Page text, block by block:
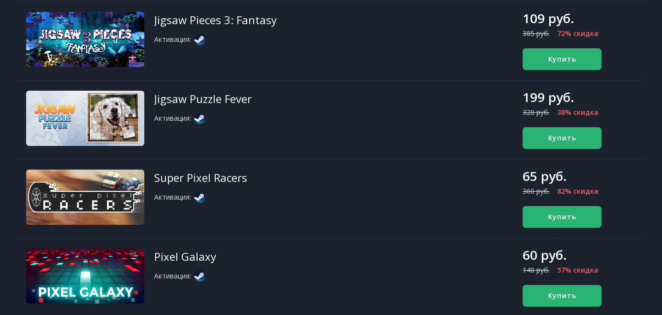
Jigsaw Pieces 3: Fantasy
Активация:
109 руб.
385 руб. 72% скидка
Купить
Jigsaw Puzzle Fever
Активация:
199 руб.
320 руб. 38% скидка
Купить
Super Pixel Racers
Активация:
65 руб.
360 руб. 82% скидка
Купить
Pixel Galaxy
Активация:
60 руб.
140 руб. 57% скидка
Купить